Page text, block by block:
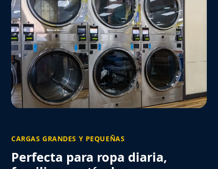
CARGAS GRANDES Y PEQUEÑAS
Perfecta para ropa diaria,